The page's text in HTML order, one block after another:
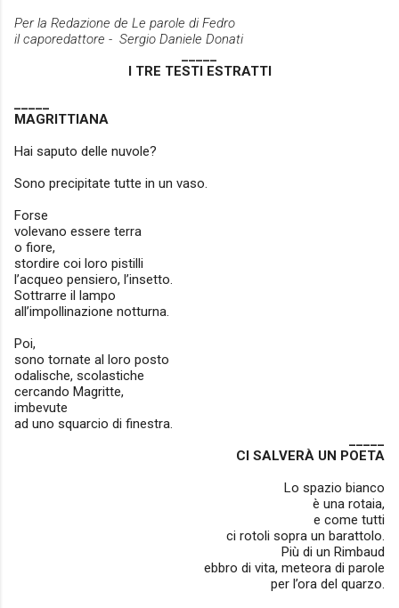
Per la Redazione de Le parole di Fedro
il caporedattore - Sergio Daniele Donati
I TRE TESTI ESTRATTI
MAGRITTIANA
Hai saputo delle nuvole?
Sono precipitate tutte in un vaso.
Forse
volevano essere terra
o fiore,
stordire coi loro pistilli
l’acqueo pensiero, l’insetto.
Sottrarre il lampo
all’impollinazione notturna.
Poi,
sono tornate al loro posto
odalische, scolastiche
cercando Magritte,
imbevute
ad uno squarcio di finestra.
CI SALVERÀ UN POETA
Lo spazio bianco
è una rotaia,
e come tutti
ci rotoli sopra un barattolo.
Più di un Rimbaud
ebbro di vita, meteora di parole
per l’ora del quarzo.